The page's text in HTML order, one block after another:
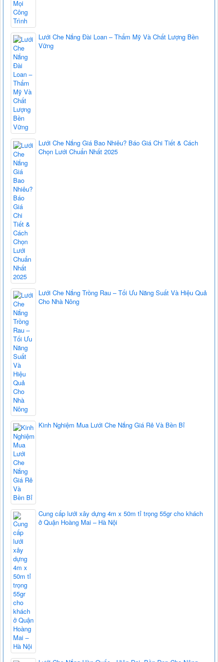
Lưới Che Nắng Đài Loan – Thẩm Mỹ Và Chất Lượng Bền
Vững
Lưới Che Nắng Giá Bao Nhiêu? Báo Giá Chi Tiết & Cách
Chọn Lưới Chuẩn Nhất 2025
Lưới Che Nắng Trồng Rau – Tối Ưu Năng Suất Và Hiệu Quả
Cho Nhà Nông
Kinh Nghiệm Mua Lưới Che Nắng Giá Rẻ Và Bền Bỉ
Cung cấp lưới xây dựng 4m x 50m tỉ trọng 55gr cho khách
ở Quận Hoàng Mai – Hà Nội